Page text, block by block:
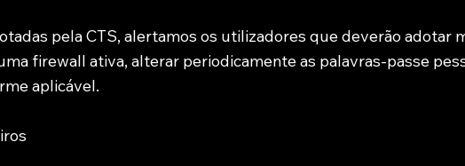
pela CTS, alertamos os utilizadores que deverão adotar
firewall ativa, alterar periodicamente as palavras-passe
aplicável.